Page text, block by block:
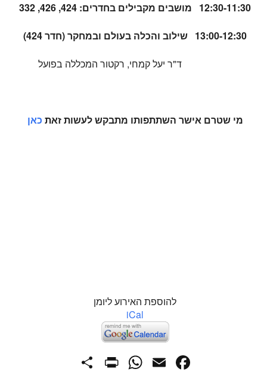
12:30-11:30 מושבים מקבילים בחדרים: 424, 426, 332
13:00-12:30 שילוב והכלה בעולם ובמחקר (חדר 424)
ד"ר יעל קמחי, רקטור המכללה בפועל
מי שטרם אישר השתתפותו מתבקש לעשות זאתכאן
להוספת האירוע ליומן
iCal
Facebook
Email
WhatsApp